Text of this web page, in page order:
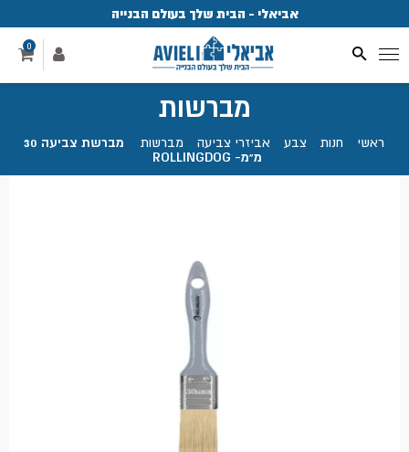
אביאלי - הבית שלך בעולם הבנייה
0
מברשות
ראשי חנות צבע אביזרי צביעה מברשות
מברשת צביעה 30
מ"מ- ROLLINGDOG